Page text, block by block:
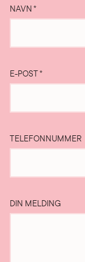
NAVN*
E-POST*
TELEFONNUMMER
DIN MELDING